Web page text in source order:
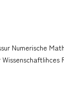
Numerische